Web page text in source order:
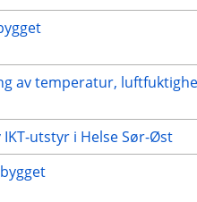
av temperatur,
utstyr i Helse Sør-Øst